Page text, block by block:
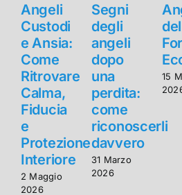
Angeli
Custodi
e Ansia:
Come
Ritrovare
Calma,
Fiducia
e
Protezione
Interiore
2 Maggio
2026
Segni
degli
angeli
dopo
una
perdita:
come
riconoscerli
davvero
31 Marzo
2026
15